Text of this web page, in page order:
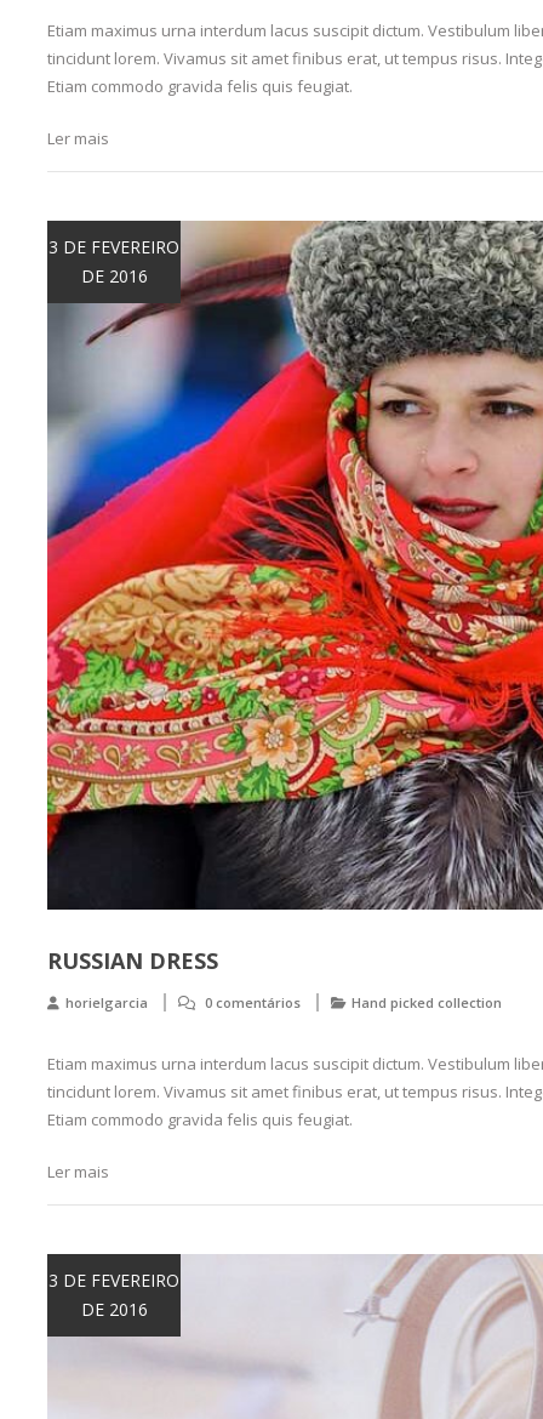
Etiam maximus urna interdum lacus suscipit dictum. Vestibulum
tincidunt lorem. Vivamus sit amet finibus erat, ut tempus risus.
Etiam commodo gravida felis quis feugiat.
Ler mais
3 DE FEVEREIRO
DE 2016
RUSSIAN DRESS
horielgarcia 0 comentários Hand picked collection
Etiam maximus urna interdum lacus suscipit dictum. Vestibulum
tincidunt lorem. Vivamus sit amet finibus erat, ut tempus risus.
Etiam commodo gravida felis quis feugiat.
Ler mais
3 DE FEVEREIRO
DE 2016